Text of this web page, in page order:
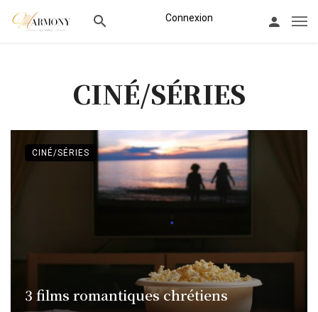
Connexion
CINÉ/SÉRIES
3 films romantiques chrétiens
CINÉ/SÉRIES